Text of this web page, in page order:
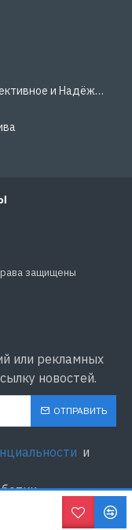
ProgressTyT Насосы для Воды – Эффективное и Надёжное Решение для Дома и Бизнеса
защищены
или рекламных
новостей.
ОТПРАВИТЬ
и